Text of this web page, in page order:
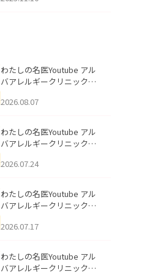
わたしの名医Youtube アル
バアレルギークリニック札
らない理由｜繰り返す人が
説」を公開いたしました。
2026.08.07
わたしの名医Youtube アル
バアレルギークリニック札
える男性へ｜医師が教える
公開いたしました。
2026.07.24
わたしの名医Youtube アル
バアレルギークリニック札
跡にVビームは効く？向いて
説」を公開いたしました。
2026.07.17
わたしの名医Youtube アル
バアレルギークリニック札